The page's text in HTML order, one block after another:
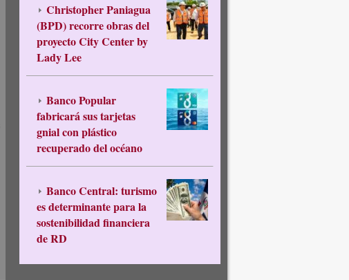
Christopher Paniagua
(BPD) recorre obras del
proyecto City Center by
Lady Lee
Banco Popular
fabricará sus tarjetas
gnial con plástico
recuperado del océano
Banco Central: turismo
es determinante para la
sostenibilidad financiera
de RD